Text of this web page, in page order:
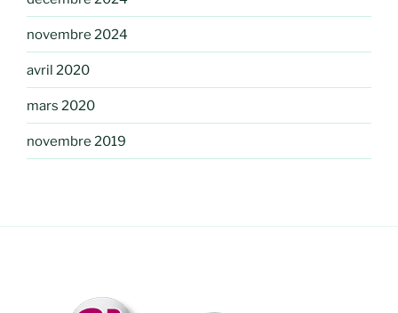
novembre 2024
avril 2020
mars 2020
novembre 2019